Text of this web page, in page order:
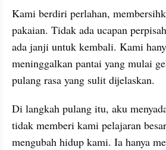
Kami berdiri perlahan,
pakaian. Tidak ada ucapan
ada janji untuk kembali. Kami
meninggalkan pantai yang mulai
pulang rasa yang sulit dijelaskan.
Di langkah pulang itu, aku
tidak memberi kami pelajaran
mengubah hidup kami. Ia hanya